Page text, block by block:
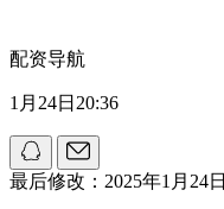
配资导航
1月24日20:36
最后修改：2025年1月24日